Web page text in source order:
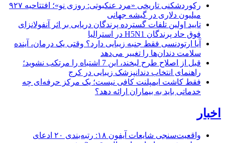
رکوردشکنی تاریخی «مرد عنکبوتی: روزی نو»؛ افتتاحیه ۹۲۷
میلیون دلاری در گیشه جهانی
تایید اولین تلفات گسترده پرندگان دریایی بر اثر آنفولانزای
فوق حاد پرندگان H5N1 در استرالیا
آیا ارتودنسی فقط جنبه زیبایی دارد؟ وقتی یک درمان، آینده
سلامت دندان‌ها را تغییر می‌دهد
قبل از اصلاح طرح لبخند، این 7 اشتباه را مرتکب نشوید؛
راهنمای انتخاب دندانپزشک زیبایی در کرج
فقط کاشت ایمپلنت کافی نیست؛ یک مرکز حرفه‌ای چه
خدماتی باید به بیماران ارائه دهد؟
اخبار
واقعیت‌سنجی شایعات آیفون ۱۸: رتبه‌بندی ۲۰ ادعای